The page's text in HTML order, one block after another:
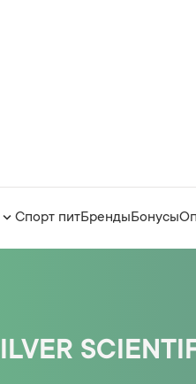
Спорт питБрендыБонусы